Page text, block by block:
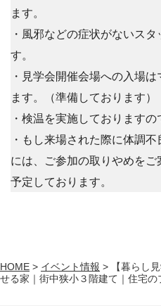
ます。
・風邪などの症状がないス
す。
・見学会開催会場への入場
ます。（準備しております）
・検温を実施しておりますの
・もし来場された際に体調
には、ご参加の取りやめを
予定しております。
HOME > イベント情報 >
【暮らし
せる家｜街中狭小３階建て｜住宅の